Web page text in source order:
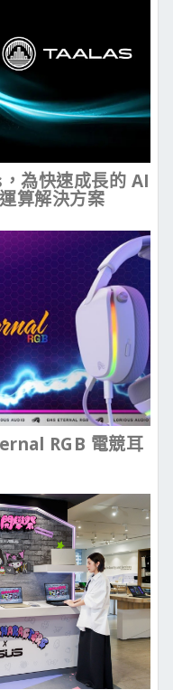
為快速成長的 AI
算解決方案
RGB 電競耳